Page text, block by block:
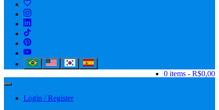
0 items R$0,00
Login / Register